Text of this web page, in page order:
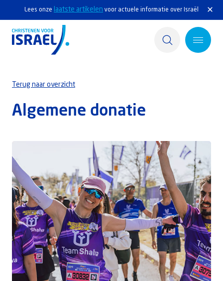
Lees onze laatste artikelen voor actuele informatie over Israël
Actief
Service & Contact
Kennisbank
Doneer
Terug naar overzicht
Algemene donatie